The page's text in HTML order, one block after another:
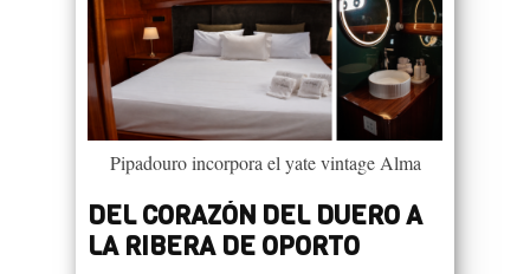
Pipadouro incorpora el yate vintage Alma
DEL CORAZÓN DEL DUERO A
LA RIBERA DE OPORTO